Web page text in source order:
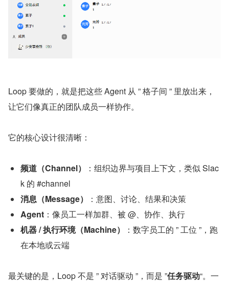
Loop 要做的，就是把这些 Agent 从 ” 格子间 ” 里放出来，
让它们像真正的团队成员一样协作。
它的核心设计很清晰：
频道（Channel）
：组织边界与项目上下文，类似 Slac
k 的 #channel
消息（Message）
：意图、讨论、结果和决策
Agent ：像员工一样加群、被 @、协作、执行
机器 / 执行环境（Machine）
：数字员工的 ” 工位 ”，跑
在本地或云端
最关键的是，Loop 不是 ” 对话驱动 ”，而是 ”任务驱动“。一